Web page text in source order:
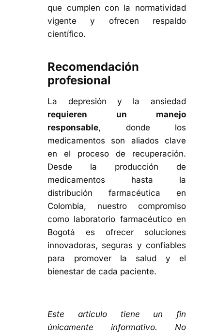
que cumplen con la normatividad
vigente y ofrecen respaldo
científico.
Recomendación
profesional
La depresión y la ansiedad
requieren un manejo
responsable, donde los
medicamentos son aliados clave
en el proceso de recuperación.
Desde la producción de
medicamentos hasta la
distribución farmacéutica en
Colombia, nuestro compromiso
como laboratorio farmacéutico en
Bogotá es ofrecer soluciones
innovadoras, seguras y confiables
para promover la salud y el
bienestar de cada paciente.
Este artículo tiene un fin
únicamente informativo. No